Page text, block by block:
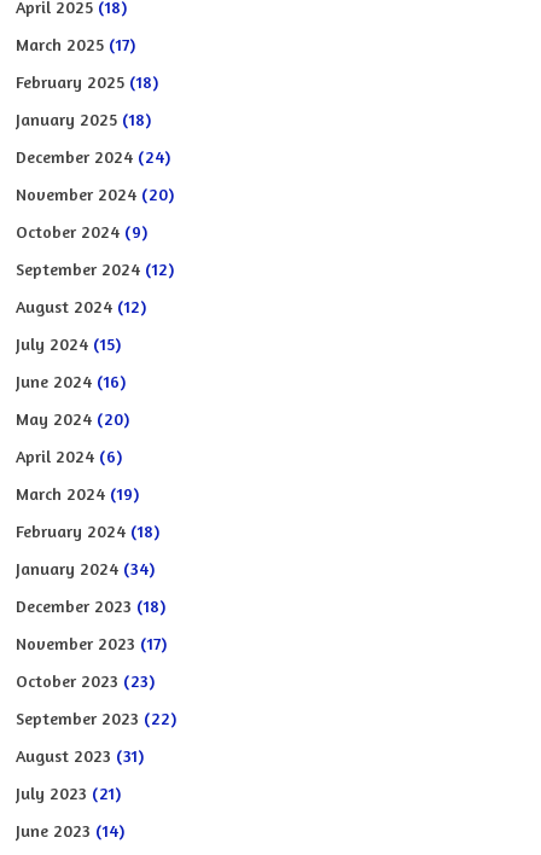
April 2025 (18)
March 2025 (17)
February 2025 (18)
January 2025 (18)
December 2024 (24)
November 2024 (20)
October 2024 (9)
September 2024 (12)
August 2024 (12)
July 2024 (15)
June 2024 (16)
May 2024 (20)
April 2024 (6)
March 2024 (19)
February 2024 (18)
January 2024 (34)
December 2023 (18)
November 2023 (17)
October 2023 (23)
September 2023 (22)
August 2023 (31)
July 2023 (21)
June 2023 (14)